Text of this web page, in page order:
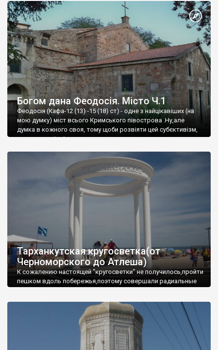
Богом дана Феодосія. Місто Ч.1
Феодосія (Кафа-12 (13) -15 (18) ст) - одне з найцікавіших (на
мою думку) міст всього Кримського півострова .Ну,але
думка в кожного своя, тому щоби розвіяти цей субєктивізм,
запрошую відвідати це
Тарханкутская кругосветка(от
Черноморского до Атлеша)
К сожалению настоящей "кругосветки" не получилось,пройти
пешком вдоль побережья,поэтому совершали радиальные